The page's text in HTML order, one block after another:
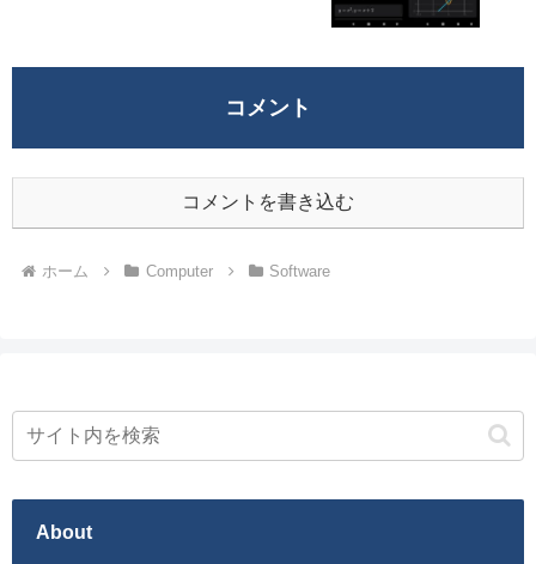
コメント
コメントを書き込む
ホーム Computer Software
About